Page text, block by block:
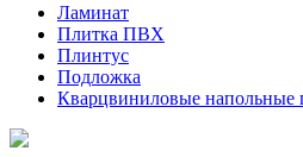
Ламинат
Плитка ПВХ
Плинтус
Подложка
Кварцвиниловые напольные